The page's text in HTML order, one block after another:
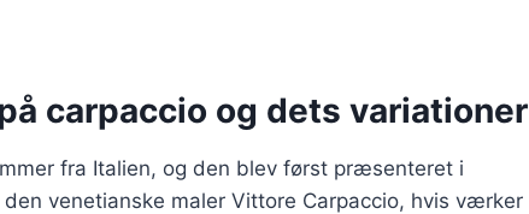
carpaccio og dets variationer
fra Italien, og den blev først præsenteret i
venetianske maler Vittore Carpaccio, hvis værker